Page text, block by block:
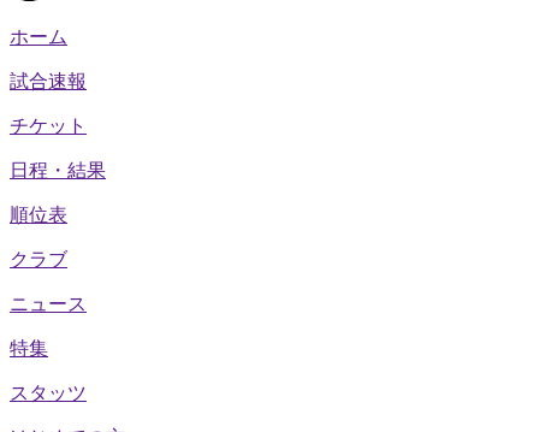
ホーム
試合速報
チケット
日程・結果
順位表
クラブ
ニュース
特集
スタッツ